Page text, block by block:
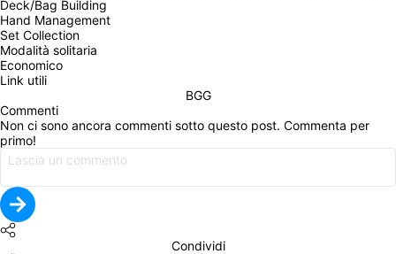
Deck/Bag Building
Hand Management
Set Collection
Modalità solitaria
Economico
Link utili
BGG
Commenti
Non ci sono ancora commenti sotto questo post. Commenta per
primo!
Condividi